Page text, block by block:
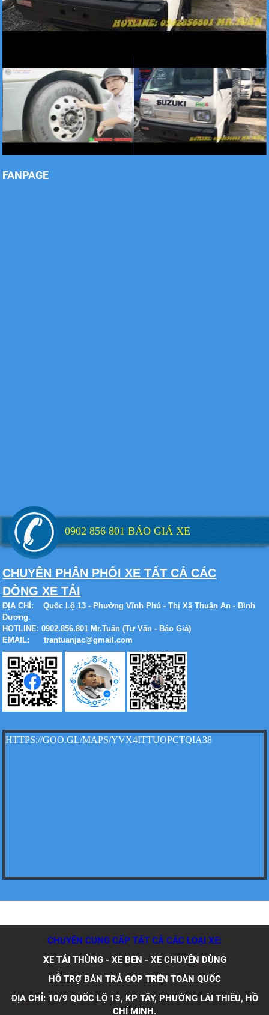
Xe tải Foton 990kg
Xe tải Foton 990kg
Xe tải Foton 990kg
Xe tải Foton 990kg
Xe tải Foton 990kg
Xe tải Foton 990kg
Xe tải Foton 990kg
FANPAGE
0902 856 801 BÁO GIÁ XE
CHUYÊN PHÂN PHỐI XE TẤT CẢ CÁC
DÒNG XE TẢI
ĐỊA CHỈ:
Quốc Lộ 13 - Phường Vĩnh Phú - Thị Xã Thuận An - Bình
Dương.
HOTLINE: 0902.856.801 Mr.Tuấn (Tư Vấn - Báo Giá)
EMAIL: trantuanjac@gmail.com
HTTPS://GOO.GL/MAPS/YVX4ITTUOPCTQIA38
CHUYÊN CUNG CẤP TẤT CẢ CÁC LOẠI XE:
XE TẢI THÙNG - XE BEN - XE CHUYÊN DÙNG
HỖ TRỢ BÁN TRẢ GÓP TRÊN TOÀN QUỐC
ĐỊA CHỈ: 10/9 QUỐC LỘ 13, KP TÂY, PHƯỜNG LÁI THIÊU, HỒ
CHÍ MINH.